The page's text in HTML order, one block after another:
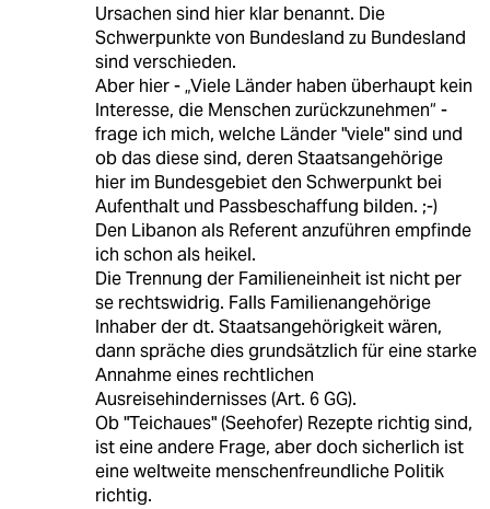
Ursachen sind hier klar benannt. Die
Schwerpunkte von Bundesland zu Bundesland
sind verschieden.
Aber hier - „Viele Länder haben überhaupt kein
Interesse, die Menschen zurückzunehmen“ -
frage ich mich, welche Länder "viele" sind und
ob das diese sind, deren Staatsangehörige
hier im Bundesgebiet den Schwerpunkt bei
Aufenthalt und Passbeschaffung bilden. ;-)
Den Libanon als Referent anzuführen empfinde
ich schon als heikel.
Die Trennung der Familieneinheit ist nicht per
se rechtswidrig. Falls Familienangehörige
Inhaber der dt. Staatsangehörigkeit wären,
dann spräche dies grundsätzlich für eine starke
Annahme eines rechtlichen
Ausreisehindernisses (Art. 6 GG).
Ob "Teichaues" (Seehofer) Rezepte richtig sind,
ist eine andere Frage, aber doch sicherlich ist
eine weltweite menschenfreundliche Politik
richtig.